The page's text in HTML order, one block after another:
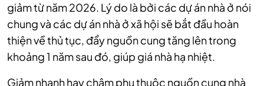
giảm từ năm 2026. Lý do là bởi các dự án nhà ở nói
chung và các dự án nhà ở xã hội sẽ bắt đầu hoàn
thiện về thủ tục, đẩy nguồn cung tăng lên trong
khoảng 1 năm sau đó, giúp giá nhà hạ nhiệt.
Giảm nhanh hay chậm phụ thuộc nguồn cung nhà